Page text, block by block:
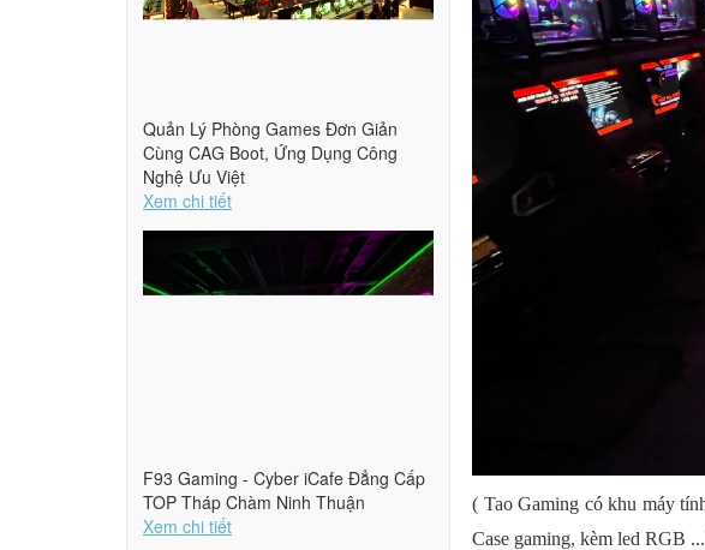
Quản Lý Phòng Games Đơn Giản
Cùng CAG Boot, Ứng Dụng Công
Nghệ Ưu Việt
Xem chi tiết
F93 Gaming - Cyber iCafe Đẳng Cấp
TOP Tháp Chàm Ninh Thuận
Xem chi tiết
( Tao Gaming có khu máy
Case gaming, kèm led RGB